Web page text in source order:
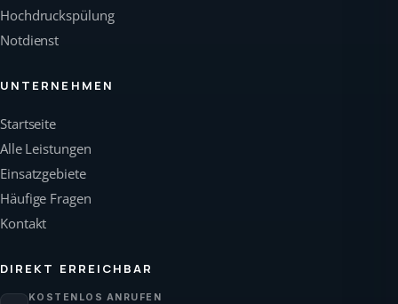
Hochdruckspülung
Notdienst
UNTERNEHMEN
Startseite
Alle Leistungen
Einsatzgebiete
Häufige Fragen
Kontakt
DIREKT ERREICHBAR
KOSTENLOS ANRUFEN